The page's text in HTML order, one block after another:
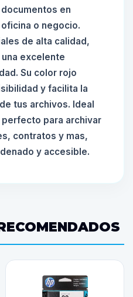
en
o negocio.
de alta calidad,
excelente
Su color rojo
y facilita la
tus archivos. Ideal
para archivar
contratos y mas,
y accesible.